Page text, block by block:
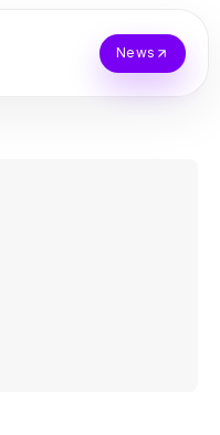
News